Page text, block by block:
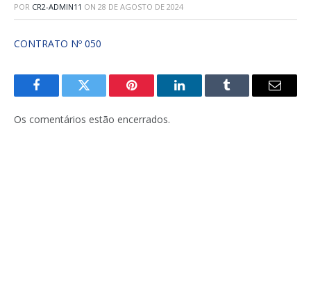
POR CR2-ADMIN11 ON 28 DE AGOSTO DE 2024
CONTRATO Nº 050
FacebookTwitter Pinterest LinkedInTumblr
E-
Os comentários estão encerrados.